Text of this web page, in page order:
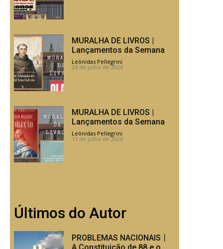
MURALHA DE LIVROS |
Lançamentos da Semana
Leônidas Pellegrini -
24 de julho de 2026
MURALHA DE LIVROS |
Lançamentos da Semana
Leônidas Pellegrini -
17 de julho de 2026
Últimos do Autor
PROBLEMAS NACIONAIS丨
A Constituição de 88 e o